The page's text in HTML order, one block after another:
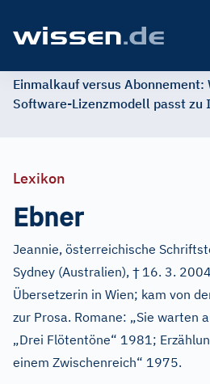
Einmalkauf versus Abonnement:
Software-Lizenzmodell passt zu
Lexikon
Ebner
Jeannie, österreichische
Sydney (Australien), † 16. 3.
Übersetzerin in Wien; kam von
zur Prosa. Romane: „Sie warten
„Drei Flötentöne“ 1981;
einem Zwischenreich“ 1975.